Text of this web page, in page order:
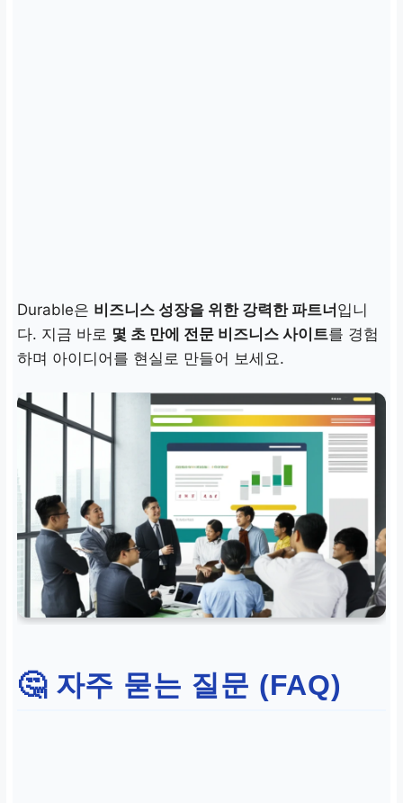
Durable은 비즈니스 성장을 위한 강력한 파트너 입니
다. 지금 바로 몇 초 만에 전문 비즈니스 사이트를 경험
하며 아이디어를 현실로 만들어 보세요.
🤔 자주 묻는 질문 (FAQ)